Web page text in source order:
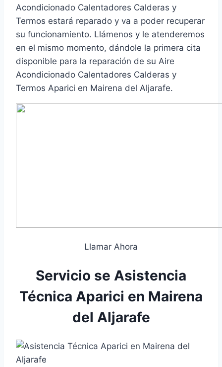
Acondicionado Calentadores Calderas y
Termos estará reparado y va a poder recuperar
su funcionamiento. Llámenos y le atenderemos
en el mismo momento, dándole la primera cita
disponible para la reparación de su Aire
Acondicionado Calentadores Calderas y
Termos Aparici en Mairena del Aljarafe.
Llamar Ahora
Servicio se Asistencia
Técnica Aparici en Mairena
del Aljarafe